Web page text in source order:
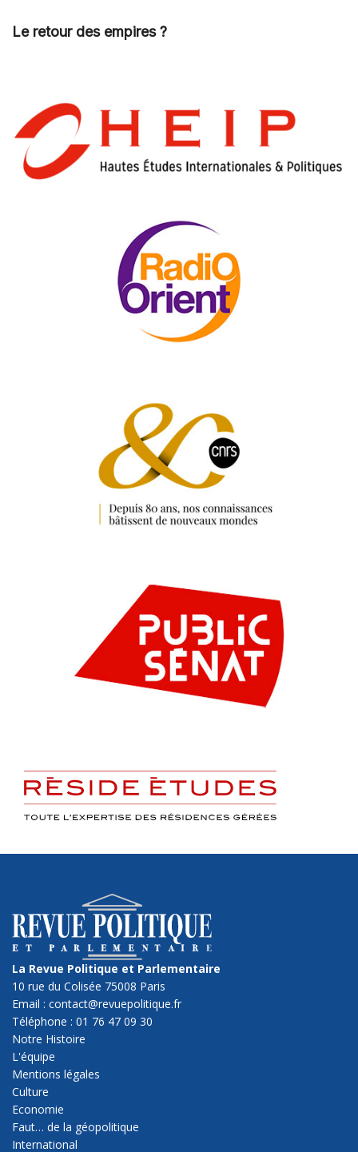
Le retour des empires ?
La Revue Politique et Parlementaire
10 rue du Colisée 75008 Paris
Email : contact@revuepolitique.fr
Téléphone : 01 76 47 09 30
Notre Histoire
L'équipe
Mentions légales
Culture
Economie
Faut… de la géopolitique
International